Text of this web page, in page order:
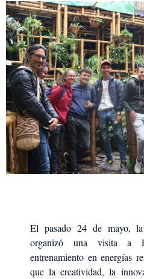
El pasado 24 de mayo,
organizó una visita a
entrenamiento en energías
que la creatividad, la